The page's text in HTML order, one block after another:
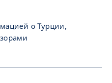
о Турции,